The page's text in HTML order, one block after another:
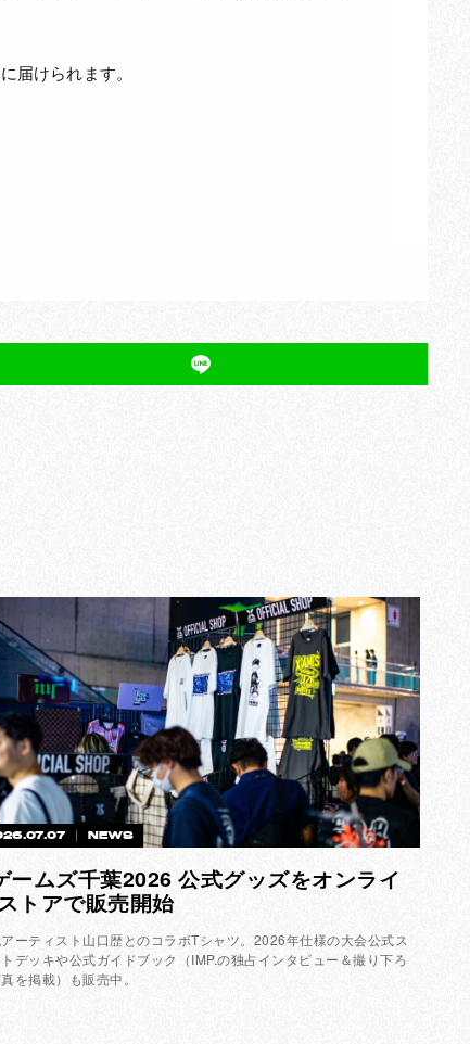
届けられます。
NEWS
ームズ千葉2026 公式グッズをオンライ
トアで販売開始
ーティスト山口歴とのコラボTシャツ。2026年仕様の大会公式ス
デッキや公式ガイドブック（IMP.の独占インタビュー＆撮り下ろ
を掲載）も販売中。